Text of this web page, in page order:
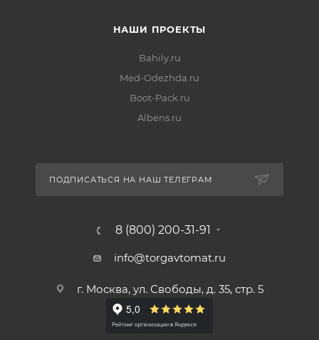
НАШИ ПРОЕКТЫ
Bahily.ru
Med-Odezhda.ru
Boot-Pack.ru
Albens.ru
ПОДПИСАТЬСЯ НА НАШ ТЕЛЕГРАМ
8 (800) 200-31-91
info@torgavtomat.ru
г. Москва, ул. Свободы, д. 35, стр. 5